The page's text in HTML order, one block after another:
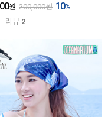
원 200,000원 10%
리뷰 2